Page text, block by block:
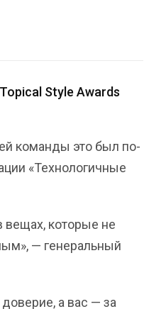
Style Awards
команды это был по-
«Технологичные
вещах, которые не
— генеральный
а вас — за